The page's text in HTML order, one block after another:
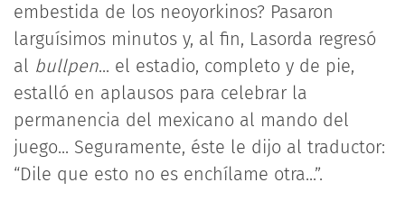
embestida de los neoyorkinos? Pasaron
larguísimos minutos y, al fin, Lasorda regresó
al bullpen... el estadio, completo y de pie,
estalló en aplausos para celebrar la
permanencia del mexicano al mando del
juego... Seguramente, éste le dijo al traductor:
“Dile que esto no es enchílame otra...”.